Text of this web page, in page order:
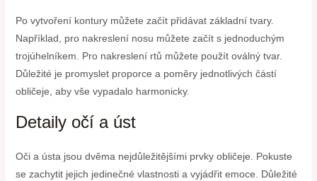
Po vytvoření kontury můžete začít přidávat základní tvary.
Například, pro nakreslení nosu můžete začít s jednoduchým
trojúhelníkem. Pro nakreslení rtů můžete použít oválný tvar.
Důležité je promyslet proporce a poměry jednotlivých částí
obličeje, aby vše vypadalo harmonicky.
Detaily očí a úst
Oči a ústa jsou dvěma nejdůležitějšími prvky obličeje. Pokuste
se zachytit jejich jedinečné vlastnosti a vyjádřit emoce. Důležité